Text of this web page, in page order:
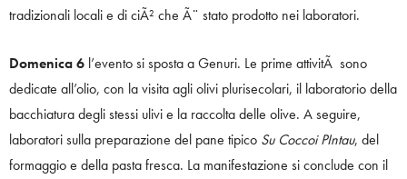
tradizionali locali e di ciÃ² che Ã¨ stato prodotto nei laboratori.
Domenica 6 l’evento si sposta a Genuri. Le prime attivitÃ sono
dedicate all’olio, con la visita agli olivi plurisecolari, il laboratorio della
bacchiatura degli stessi ulivi e la raccolta delle olive. A seguire,
laboratori sulla preparazione del pane tipico Su Coccoi PIntau, del
formaggio e della pasta fresca. La manifestazione si conclude con il